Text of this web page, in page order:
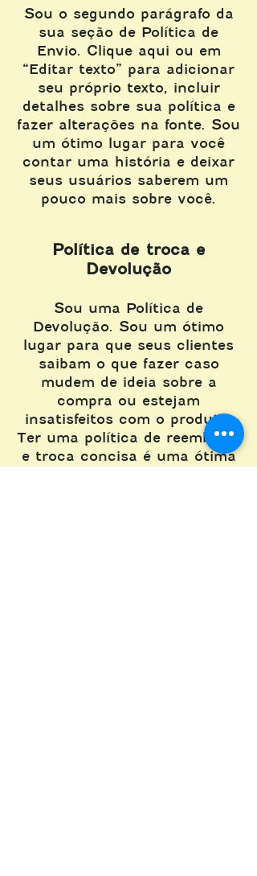
Sou o segundo parágrafo da
sua seção de Política de
Envio. Clique aqui ou em
“Editar texto” para adicionar
seu próprio texto, incluir
detalhes sobre sua política e
fazer alterações na fonte. Sou
um ótimo lugar para você
contar uma história e deixar
seus usuários saberem um
pouco mais sobre você.
Política de troca e
Devolução
Sou uma Política de
Devolução. Sou um ótimo
lugar para que seus clientes
saibam o que fazer caso
mudem de ideia sobre a
compra ou estejam
insatisfeitos com o produto.
Ter uma política de reembolso
e troca concisa é uma ótima